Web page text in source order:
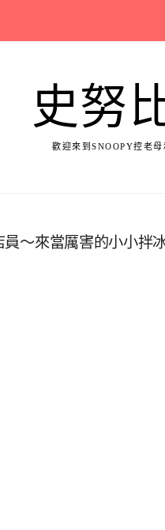
史努
歡迎來到SNOOPY控老
～來當厲害的小小拌